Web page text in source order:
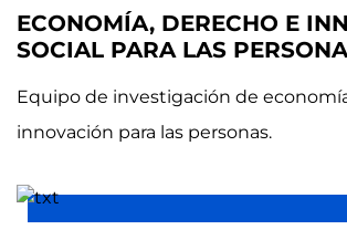
ECONOMÍA, DERECHO E
SOCIAL PARA LAS
Equipo de investigación de
innovación para las personas.